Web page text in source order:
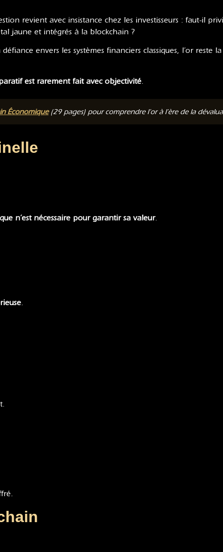
revient avec insistance chez les investisseurs : faut-il
jaune et intégrés à la blockchain ?
envers les systèmes financiers classiques, l’or reste
est rarement fait avec objectivité.
Économique(29 pages) pour comprendre l’or à l’ère de la
n’est nécessaire pour garantir sa valeur.